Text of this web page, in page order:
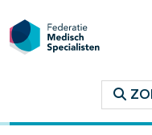
binnen deze richtlijn